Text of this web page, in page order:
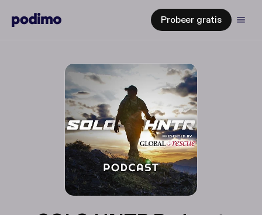
Probeer gratis